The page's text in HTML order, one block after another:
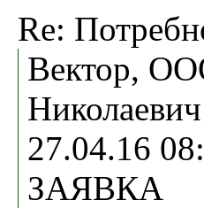
Re:
Вектор,
27.04.16
ЗАЯВКА